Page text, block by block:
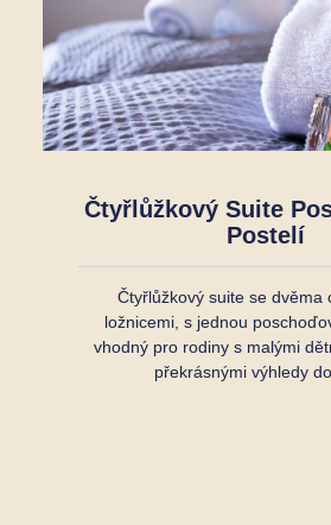
Čtyřlůžkový Suite
Postelí
Čtyřlůžkový suite se dvěma
ložnicemi, s jednou
vhodný pro rodiny s malými
překrásnými výhledy